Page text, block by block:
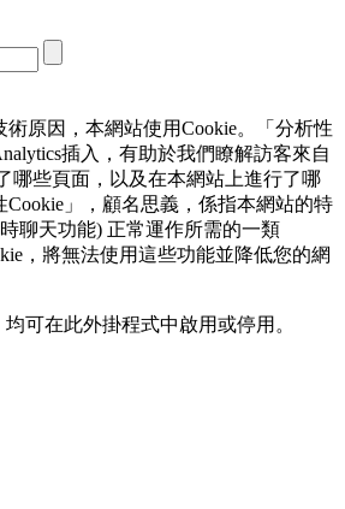
術原因，本網站使用Cookie。「分析性
插入，有助於我們瞭解訪客來自
哪些頁面，以及在本網站上進行了哪
」，顧名思義，係指本網站的特
聊天功能) 正常運作所需的一類
，將無法使用這些功能並降低您的網
可在此外掛程式中啟用或停用。